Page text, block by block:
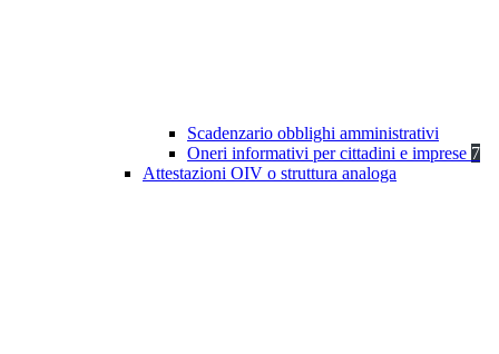
Scadenzario obblighi amministrativi
Oneri informativi per cittadini e imprese 7
Attestazioni OIV o struttura analoga